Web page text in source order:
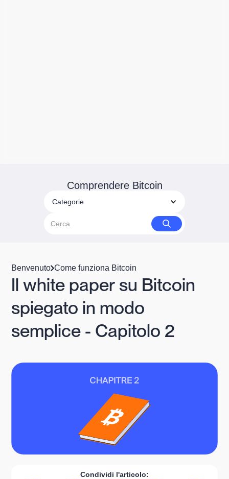
Comprendere Bitcoin
Categorie
Benvenuto Come funziona Bitcoin
Il white paper su Bitcoin
spiegato in modo
semplice - Capitolo 2
Condividi l'articolo: